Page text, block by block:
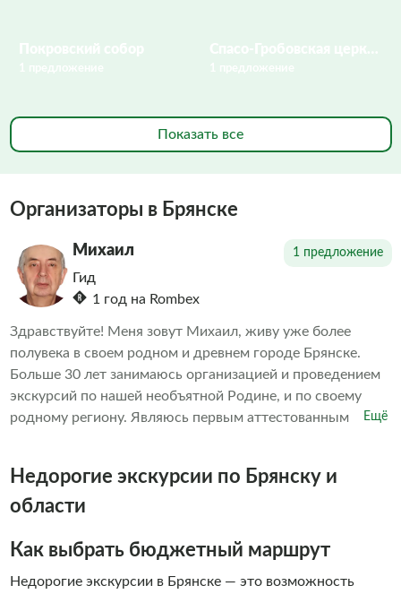
Показать все
Организаторы в Брянске
Михаил 1 предложение
Гид
1 год на Rombex
Здравствуйте! Меня зовут Михаил, живу уже более
полувека в своем родном и древнем городе Брянске.
Больше 30 лет занимаюсь организацией и проведением
экскурсий по нашей необъятной Родине, и по своему
родному региону. Являюсь первым аттестованным
Хацуни - «Брянская Хацунь - сестра белорусской
Хатыни» - трижды завоевывал первые места на
России », «Лучшие региональные практики развития
конкурса «PROбренд». Разработал маршрут «В страну
Ещё
Недорогие экскурсии по Брянску и
области
Как выбрать бюджетный маршрут
Недорогие экскурсии в Брянске — это возможность